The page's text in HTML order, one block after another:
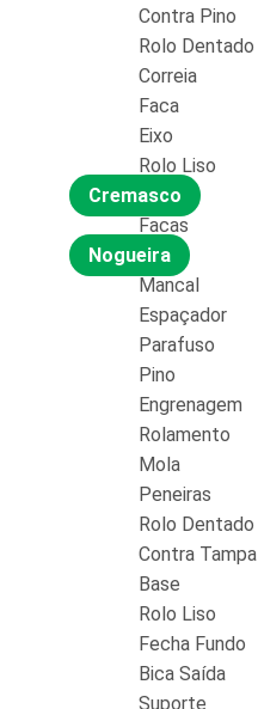
Contra Pino
Rolo Dentado
Correia
Faca
Eixo
Rolo Liso
Cremasco
Facas
Nogueira
Mancal
Espaçador
Parafuso
Pino
Engrenagem
Rolamento
Mola
Peneiras
Rolo Dentado
Contra Tampa
Base
Rolo Liso
Fecha Fundo
Bica Saída
Suporte